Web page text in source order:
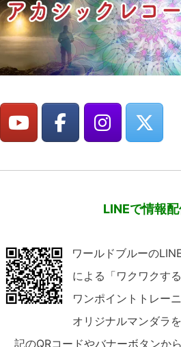
LINEで情報
ワールドブルーの
による「ワクワクす
ワンポイントトレー
オリジナルマンダラ
記のQRコードやバナーボタンか